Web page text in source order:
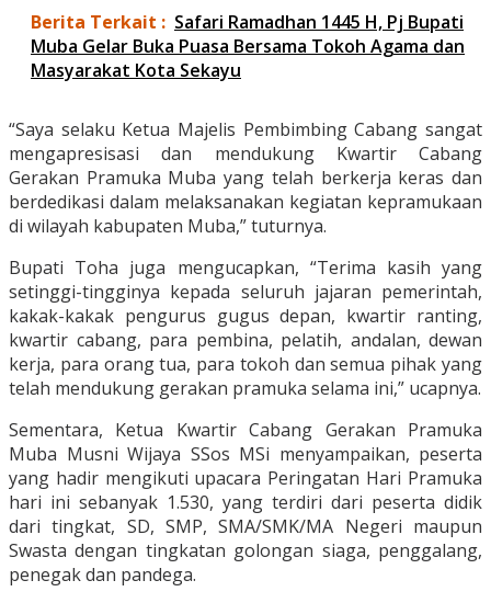
Berita Terkait : Safari Ramadhan 1445 H, Pj Bupati
Muba Gelar Buka Puasa Bersama Tokoh Agama dan
Masyarakat Kota Sekayu
“Saya selaku Ketua Majelis Pembimbing Cabang sangat
mengapresisasi dan mendukung Kwartir Cabang
Gerakan Pramuka Muba yang telah berkerja keras dan
berdedikasi dalam melaksanakan kegiatan kepramukaan
di wilayah kabupaten Muba,” tuturnya.
Bupati Toha juga mengucapkan, “Terima kasih yang
setinggi-tingginya kepada seluruh jajaran pemerintah,
kakak-kakak pengurus gugus depan, kwartir ranting,
kwartir cabang, para pembina, pelatih, andalan, dewan
kerja, para orang tua, para tokoh dan semua pihak yang
telah mendukung gerakan pramuka selama ini,” ucapnya.
Sementara, Ketua Kwartir Cabang Gerakan Pramuka
Muba Musni Wijaya SSos MSi menyampaikan, peserta
yang hadir mengikuti upacara Peringatan Hari Pramuka
hari ini sebanyak 1.530, yang terdiri dari peserta didik
dari tingkat, SD, SMP, SMA/SMK/MA Negeri maupun
Swasta dengan tingkatan golongan siaga, penggalang,
penegak dan pandega.